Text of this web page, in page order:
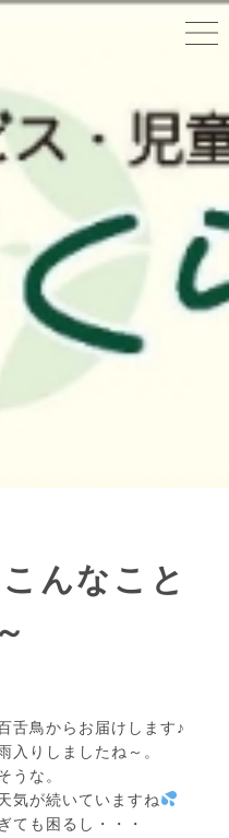
んなこと
舌鳥からお届けします♪
入りしましたね～。
うな。
気が続いていますね
ても困るし・・・